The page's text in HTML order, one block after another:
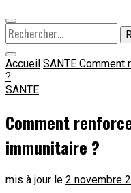
Rechercher :
Accueil SANTE Comment
?
SANTE
Comment
immunitaire ?
mis à jour le 2 novembre